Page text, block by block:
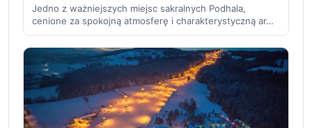
Jedno z ważniejszych miejsc sakralnych Podhala,
cenione za spokojną atmosferę i charakterystyczną ar…